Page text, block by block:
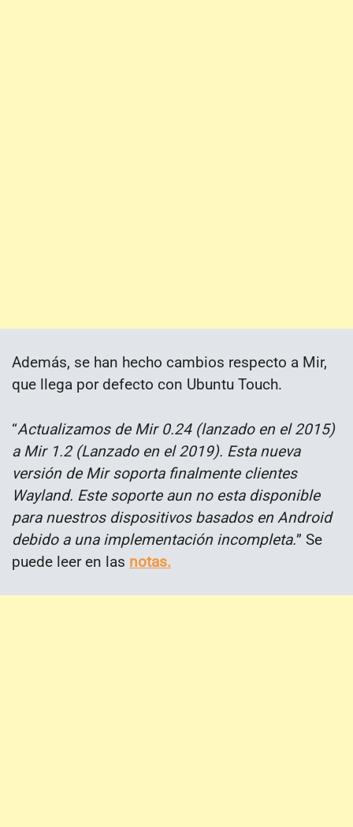
Además, se han hecho cambios respecto a Mir,
que llega por defecto con Ubuntu Touch.
“Actualizamos de Mir 0.24 (lanzado en el 2015)
a Mir 1.2 (Lanzado en el 2019). Esta nueva
versión de Mir soporta finalmente clientes
Wayland. Este soporte aun no esta disponible
para nuestros dispositivos basados en Android
debido a una implementación incompleta.” Se
puede leer en las notas.